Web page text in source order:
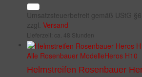
Umsatzsteuerbefreit gemäß UStG §6
zzgl. Versand
Lieferzeit: ca. 48 Stunden
Alle Rosenbauer ModelleHeros H10
Helmstreifen Rosenbauer